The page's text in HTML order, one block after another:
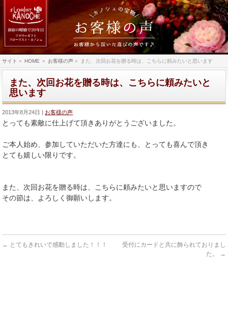
サイト » HOME » お客様の声 » また、次回お花を贈る時は、こちらに頼みたいと思います
また、次回お花を贈る時は、こちらに頼みたいと
思います
2013年8月24日 お客様の声
とっても素敵に仕上げて頂きありがとうございました。
ご本人始め、参加していただいた方達にも、とっても喜んで頂き
とても嬉しい限りです。
また、次回お花を贈る時は、こちらに頼みたいと思いますので
その節は、よろしく御願いします。
← とてもきれいで感動しました！！！
受付にカードと共に飾られておりまし
た。
→